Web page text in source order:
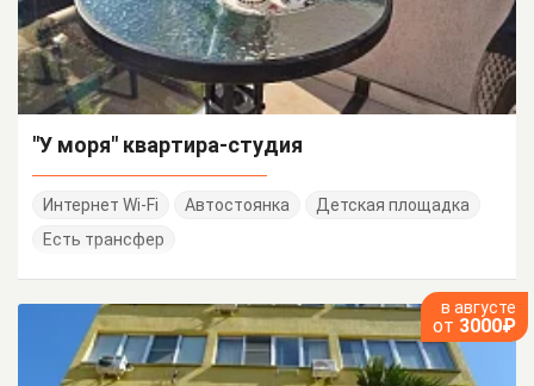
"У моря" квартира-студия
Интернет Wi-Fi Автостоянка
Детская площадка
Есть трансфер
в августе
от 3000₽